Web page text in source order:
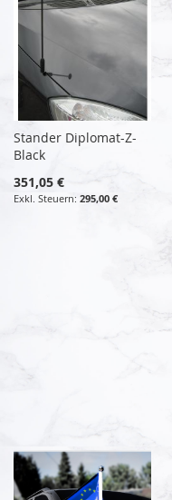
Stander Diplomat-Z-
Black
351,05 €
295,00 €